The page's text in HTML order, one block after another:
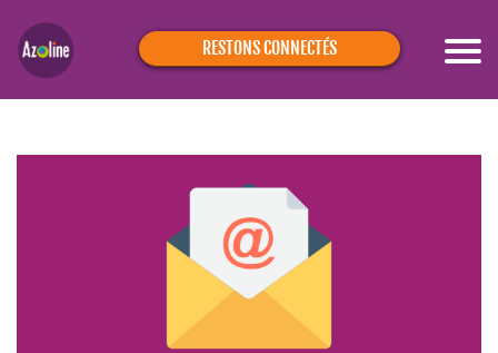
RESTONS CONNECTÉS